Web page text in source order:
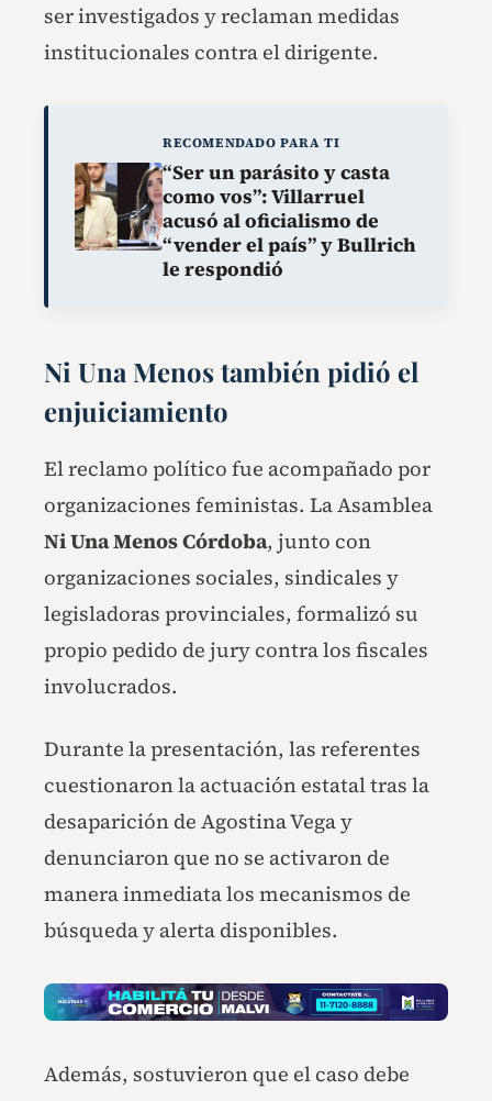
ser investigados y reclaman medidas
institucionales contra el dirigente.
RECOMENDADO PARA TI
“Ser un parásito y casta
como vos”: Villarruel
acusó al oficialismo de
“vender el país” y Bullrich
le respondió
Ni Una Menos también pidió el
enjuiciamiento
El reclamo político fue acompañado por
organizaciones feministas. La Asamblea
Ni Una Menos Córdoba, junto con
organizaciones sociales, sindicales y
legisladoras provinciales, formalizó su
propio pedido de jury contra los fiscales
involucrados.
Durante la presentación, las referentes
cuestionaron la actuación estatal tras la
desaparición de Agostina Vega y
denunciaron que no se activaron de
manera inmediata los mecanismos de
búsqueda y alerta disponibles.
Además, sostuvieron que el caso debe